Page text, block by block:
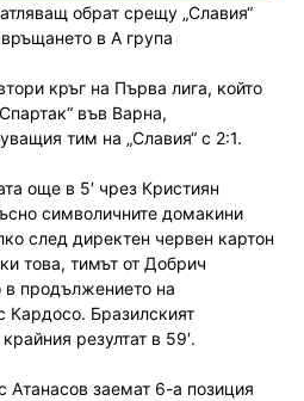
обрат срещу „Славия“
в А група
кръг на Първа лига, който
във Варна,
тим на „Славия“ с 2:1.
още в 5′ чрез Кристиян
символичните домакини
след директен червен картон
това, тимът от Добрич
в продължението на
Кардосо. Бразилският
резултат в 59′.
Атанасов заемат 6-а позиция